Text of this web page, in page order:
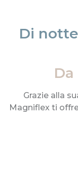
Di
Grazie alla
Magniflex ti